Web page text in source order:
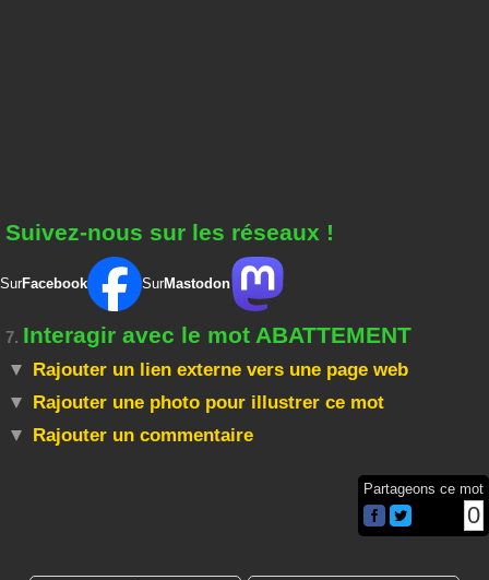
Suivez-nous sur les réseaux !
SurFacebook SurMastodon
7. Interagir avec le mot ABATTEMENT
Rajouter un lien externe vers une page web
Rajouter une photo pour illustrer ce mot
Rajouter un commentaire
Partageons ce mot
0